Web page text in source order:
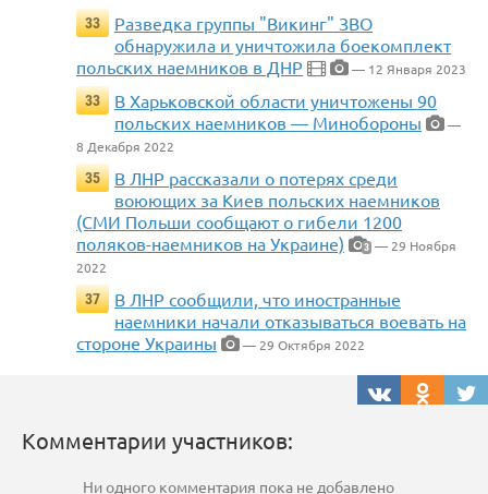
33
Разведка группы "Викинг" ЗВО
обнаружила и уничтожила боекомплект
польских наемников в ДНР
— 12 Января 2023
33
В Харьковской области уничтожены 90
польских наемников — Минобороны
—
8 Декабря 2022
35
В ЛНР рассказали о потерях среди
воюющих за Киев польских наемников
(СМИ Польши сообщают о гибели 1200
поляков-наемников на Украине)
3 — 29 Ноября
2022
37
В ЛНР сообщили, что иностранные
наемники начали отказываться воевать на
стороне Украины
— 29 Октября 2022
Комментарии участников:
Ни одного комментария пока не добавлено